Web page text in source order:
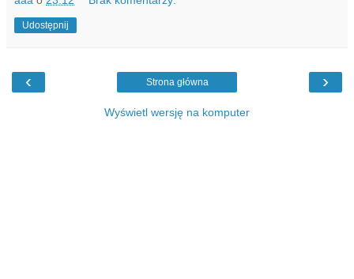
Udostępnij
‹ ›
Strona główna
Wyświetl wersję na komputer